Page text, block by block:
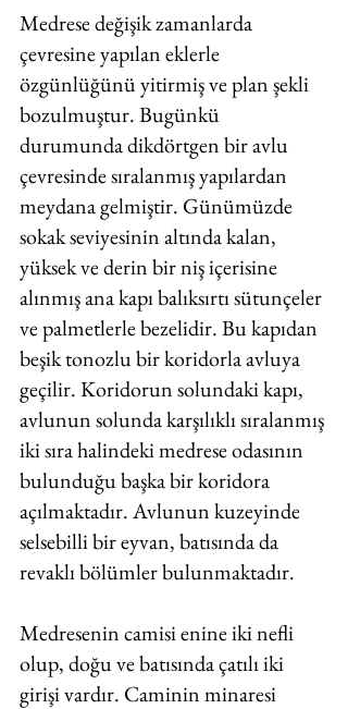
Medrese değişik zamanlarda
çevresine yapılan eklerle
özgünlüğünü yitirmiş ve plan şekli
bozulmuştur. Bugünkü
durumunda dikdörtgen bir avlu
çevresinde sıralanmış yapılardan
meydana gelmiştir. Günümüzde
sokak seviyesinin altında kalan,
yüksek ve derin bir niş içerisine
alınmış ana kapı balıksırtı sütunçeler
ve palmetlerle bezelidir. Bu kapıdan
beşik tonozlu bir koridorla avluya
geçilir. Koridorun solundaki kapı,
avlunun solunda karşılıklı sıralanmış
iki sıra halindeki medrese odasının
bulunduğu başka bir koridora
açılmaktadır. Avlunun kuzeyinde
selsebilli bir eyvan, batısında da
revaklı bölümler bulunmaktadır.
Medresenin camisi enine iki nefli
olup, doğu ve batısında çatılı iki
girişi vardır. Caminin minaresi